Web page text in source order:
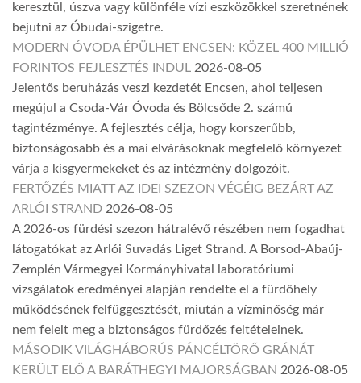
keresztül, úszva vagy különféle vízi eszközökkel szeretnének
bejutni az Óbudai-szigetre.
MODERN ÓVODA ÉPÜLHET ENCSEN: KÖZEL 400 MILLIÓ
FORINTOS FEJLESZTÉS INDUL 2026-08-05
Jelentős beruházás veszi kezdetét Encsen, ahol teljesen
megújul a Csoda-Vár Óvoda és Bölcsőde 2. számú
tagintézménye. A fejlesztés célja, hogy korszerűbb,
biztonságosabb és a mai elvárásoknak megfelelő környezet
várja a kisgyermekeket és az intézmény dolgozóit.
FERTŐZÉS MIATT AZ IDEI SZEZON VÉGÉIG BEZÁRT AZ
ARLÓI STRAND 2026-08-05
A 2026-os fürdési szezon hátralévő részében nem fogadhat
látogatókat az Arlói Suvadás Liget Strand. A Borsod-Abaúj-
Zemplén Vármegyei Kormányhivatal laboratóriumi
vizsgálatok eredményei alapján rendelte el a fürdőhely
működésének felfüggesztését, miután a vízminőség már
nem felelt meg a biztonságos fürdőzés feltételeinek.
MÁSODIK VILÁGHÁBORÚS PÁNCÉLTÖRŐ GRÁNÁT
KERÜLT ELŐ A BARÁTHEGYI MAJORSÁGBAN 2026-08-05